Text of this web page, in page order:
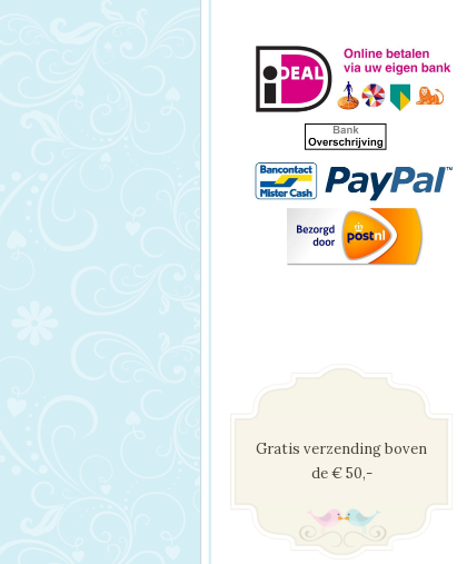
Gratis verzending boven
de € 50,-